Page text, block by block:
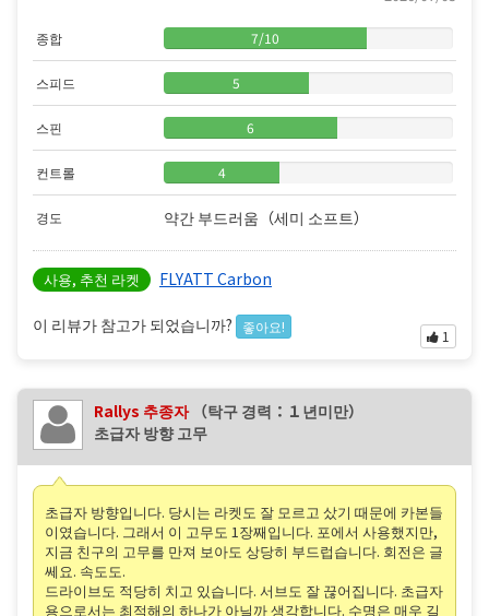
종합 7/10
스피드 5
스핀 6
컨트롤 4
경도 약간 부드러움（세미 소프트）
사용, 추천 라켓 FLYATT Carbon
이 리뷰가 참고가 되었습니까? 좋아요!
1
Rallys 추종자 （탁구 경력：１년미만）
초급자 방향 고무
초급자 방향입니다. 당시는 라켓도 잘 모르고 샀기 때문에 카본들
이였습니다. 그래서 이 고무도 1장째입니다. 포에서 사용했지만,
지금 친구의 고무를 만져 보아도 상당히 부드럽습니다. 회전은 글
쎄요. 속도도.
드라이브도 적당히 치고 있습니다. 서브도 잘 끊어집니다. 초급자
용으로서는 최적해의 하나가 아닐까 생각합니다. 수명은 매우 길